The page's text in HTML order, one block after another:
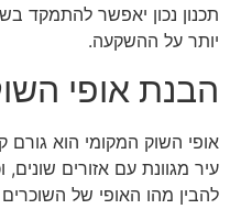
תכנון נכון יאפשר להתמקד
יותר על ההשקעה.
הבנת אופי
אופי השוק המקומי הוא גורם
עיר מגוונת עם אזורים שונים,
להבין מהו האופי של